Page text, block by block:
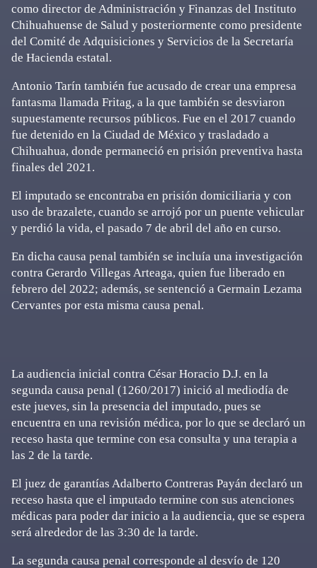
como director de Administración y Finanzas del Instituto
Chihuahuense de Salud y posteriormente como presidente
del Comité de Adquisiciones y Servicios de la Secretaría
de Hacienda estatal.
Antonio Tarín también fue acusado de crear una empresa
fantasma llamada Fritag, a la que también se desviaron
supuestamente recursos públicos. Fue en el 2017 cuando
fue detenido en la Ciudad de México y trasladado a
Chihuahua, donde permaneció en prisión preventiva hasta
finales del 2021.
El imputado se encontraba en prisión domiciliaria y con
uso de brazalete, cuando se arrojó por un puente vehicular
y perdió la vida, el pasado 7 de abril del año en curso.
En dicha causa penal también se incluía una investigación
contra Gerardo Villegas Arteaga, quien fue liberado en
febrero del 2022; además, se sentenció a Germain Lezama
Cervantes por esta misma causa penal.
La audiencia inicial contra César Horacio D.J. en la
segunda causa penal (1260/2017) inició al mediodía de
este jueves, sin la presencia del imputado, pues se
encuentra en una revisión médica, por lo que se declaró un
receso hasta que termine con esa consulta y una terapia a
las 2 de la tarde.
El juez de garantías Adalberto Contreras Payán declaró un
receso hasta que el imputado termine con sus atenciones
médicas para poder dar inicio a la audiencia, que se espera
será alrededor de las 3:30 de la tarde.
La segunda causa penal corresponde al desvío de 120